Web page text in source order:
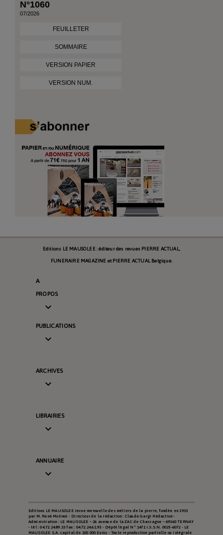
N°1060
07/2026
FEUILLETER
SOMMAIRE
VERSION PAPIER
VERSION NUM.
Editions LE MAUSOLEE : éditeur des revues PIERRE ACTUAL,
FUNERAIRE MAGAZINE et PIERRE ACTUAL Belgique.
A
PROPOS

PUBLICATIONS

ARCHIVES

LIBRAIRIES

ANNUAIRE

Editions LE MAUSOLEE revue mensuelle des métiers de la pierre, fondée en 1933
par M. René Motinot - Directeur de la rédaction : Claude Gargi Rédaction -
Administration : LE MAUSOLEE – 26 avenue de la ZAC de Chassagne – 69360 TERNAY
- tél : 04.72.24.89.33 fax : 04.72.24.61.93 - Dépôt légal N° 1471 I.S.S.N. 0025-6072 - LE
MAUSOLEE S.A. capital de 100 000 Euros - Toute reproduction partielle ou intégrale